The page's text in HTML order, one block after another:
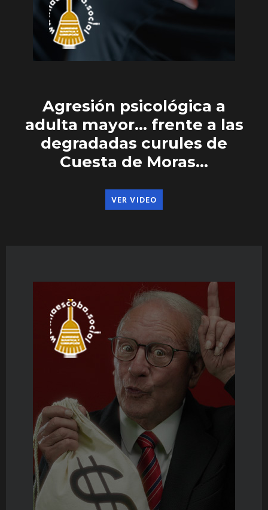
Agresión psicológica a
adulta mayor… frente a las
degradadas curules de
Cuesta de Moras…
VER VIDEO